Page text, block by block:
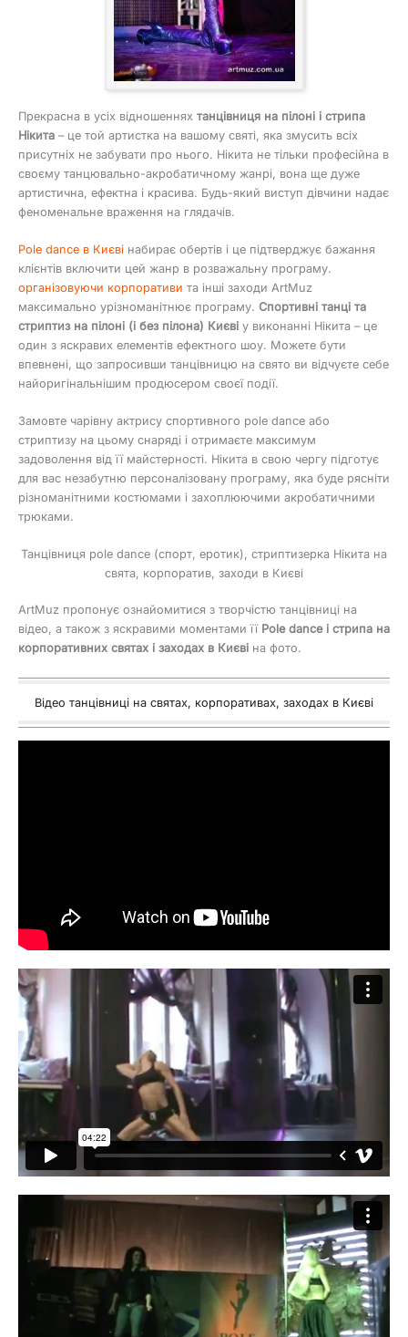
Прекрасна в усіх відношеннях танцівниця на пілоні і стрипа
Нікита – це той артистка на вашому святі, яка змусить всіх
присутніх не забувати про нього. Нікита не тільки професійна в
своєму танцювально-акробатичному жанрі, вона ще дуже
артистична, ефектна і красива. Будь-який виступ дівчини надає
феноменальне враження на глядачів.
Pole dance в Києві набирає обертів і це підтверджує бажання
клієнтів включити цей жанр в розважальну програму.
організовуючи корпоративи та інші заходи ArtMuz
максимально урізноманітнює програму. Спортивні танці та
стриптиз на пілоні (і без пілона) Києві у виконанні Нікита – це
один з яскравих елементів ефектного шоу. Можете бути
впевнені, що запросивши танцівницю на свято ви відчуєте себе
найоригінальнішим продюсером своєї події.
Замовте чарівну актрису спортивного pole dance або
стриптизу на цьому снаряді і отримаєте максимум
задоволення від її майстерності. Нікита в свою чергу підготує
для вас незабутню персоналізовану програму, яка буде рясніти
різноманітними костюмами і захоплюючими акробатичними
трюками.
Танцівниця pole dance (спорт, еротик), стриптизерка Нікита на
свята, корпоратив, заходи в Києві
ArtMuz пропонує ознайомитися з творчістю танцівниці на
відео, а також з яскравими моментами її Pole dance і стрипа на
корпоративних святах і заходах в Києві на фото.
Відео танцівниці на святах, корпоративах, заходах в Києві